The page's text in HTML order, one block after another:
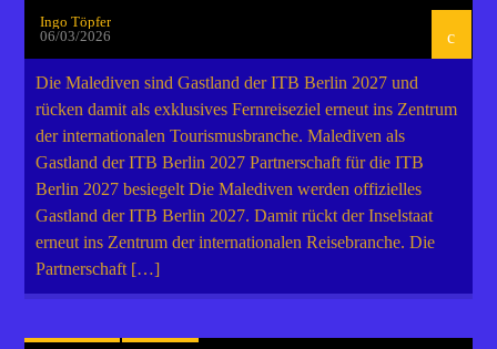
Ingo Töpfer
06/03/2026
Die Malediven sind Gastland der ITB Berlin 2027 und
rücken damit als exklusives Fernreiseziel erneut ins Zentrum
der internationalen Tourismusbranche. Malediven als
Gastland der ITB Berlin 2027 Partnerschaft für die ITB
Berlin 2027 besiegelt Die Malediven werden offizielles
Gastland der ITB Berlin 2027. Damit rückt der Inselstaat
erneut ins Zentrum der internationalen Reisebranche. Die
Partnerschaft […]